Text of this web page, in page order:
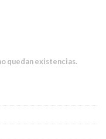
quedan existencias.